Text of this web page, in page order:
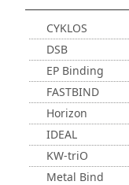
CYKLOS
DSB
EP Binding
FASTBIND
Horizon
IDEAL
KW-triO
Metal Bind